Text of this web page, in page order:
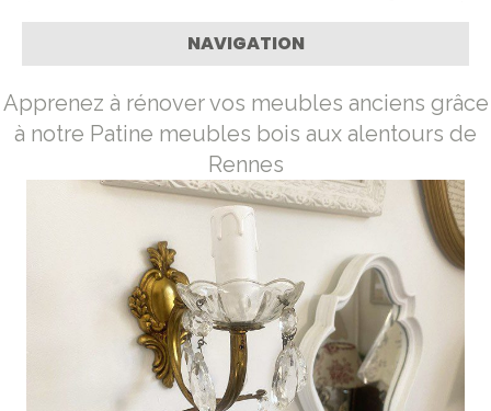
NAVIGATION
Apprenez à rénover vos meubles anciens grâce
à notre Patine meubles bois aux alentours de
Rennes